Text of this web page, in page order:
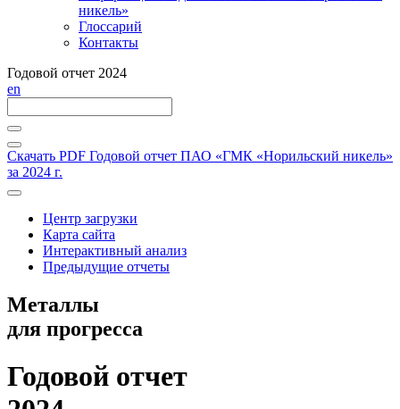
никель»
Глоссарий
Контакты
Годовой отчет 2024
en
Скачать PDF Годовой отчет ПАО «ГМК «Норильский никель»
за 2024 г.
Центр загрузки
Карта сайта
Интерактивный анализ
Предыдущие отчеты
Металлы
для прогресса
Годовой отчет